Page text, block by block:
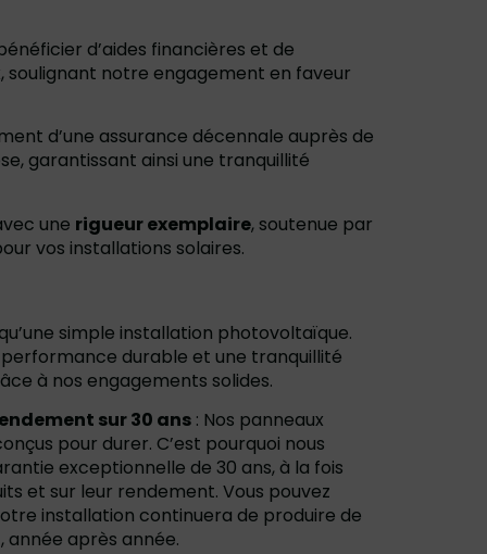
d’aides financières et de
soulignant notre engagement en faveur
d’une assurance décennale auprès de
garantissant ainsi une tranquillité
une rigueur exemplaire, soutenue par
vos installations solaires.
simple installation photovoltaïque.
performance durable et une tranquillité
à nos engagements solides.
sur 30 ans: Nos panneaux
pour durer. C’est pourquoi nous
exceptionnelle de 30 ans, à la fois
et sur leur rendement. Vous pouvez
installation continuera de produire de
année après année.